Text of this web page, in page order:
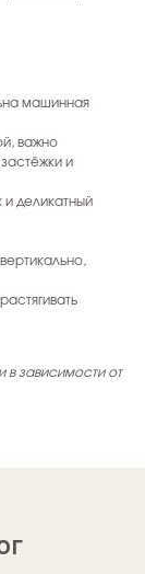
машинная
важно
и
деликатный
в зависимости от